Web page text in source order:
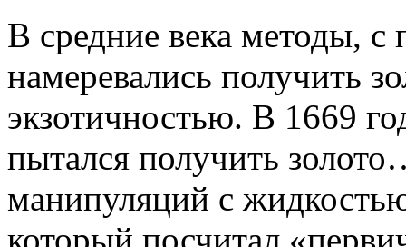
В средние века методы,
намеревались получить
экзотичностью. В 1669
пытался получить
манипуляций с
который посчитал